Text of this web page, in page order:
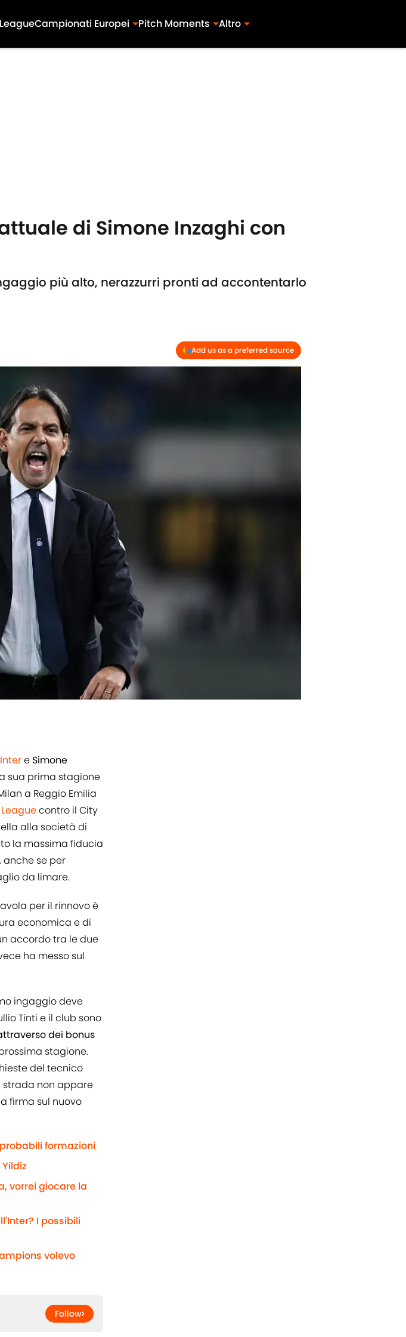
Campionati Europei Pitch Moments Altro
di Simone Inzaghi con
più alto, nerazzurri pronti ad accontentarlo
Add us as a preferred source
Intere Simone
sua prima stagione
a Reggio Emilia
contro il City
alla società di
la massima fiducia
anche se per
da limare.
per il rinnovo è
economica e di
accordo tra le due
ha messo sul
ingaggio deve
Tinti e il club sono
dei bonus
stagione.
del tecnico
strada non appare
firma sul nuovo
formazioni
vorrei giocare la
I possibili
volevo
Follow